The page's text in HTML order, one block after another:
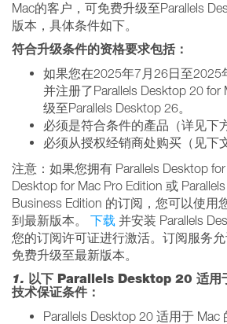
Mac的客户，可免费升级至Parallels
版本，具体条件如下。
符合升级条件的资格要求包括：
如果您在2025年7月26日至2025
并注册了Parallels Desktop 20
级至Parallels Desktop 26。
必须是符合条件的產品（详见下
必须从授权经销商处购买（见下
注意：如果您拥有 Parallels Desktop
Desktop for Mac Pro Edition 或
Business Edition 的订阅，您可以使用
到最新版本。 下载 并安装 Parallels
您的订阅许可证进行激活。订阅服务
免费升级至最新版本。
1. 以下 Parallels Desktop 20 适用
技术保证条件：
Parallels Desktop 20 适用于 Mac